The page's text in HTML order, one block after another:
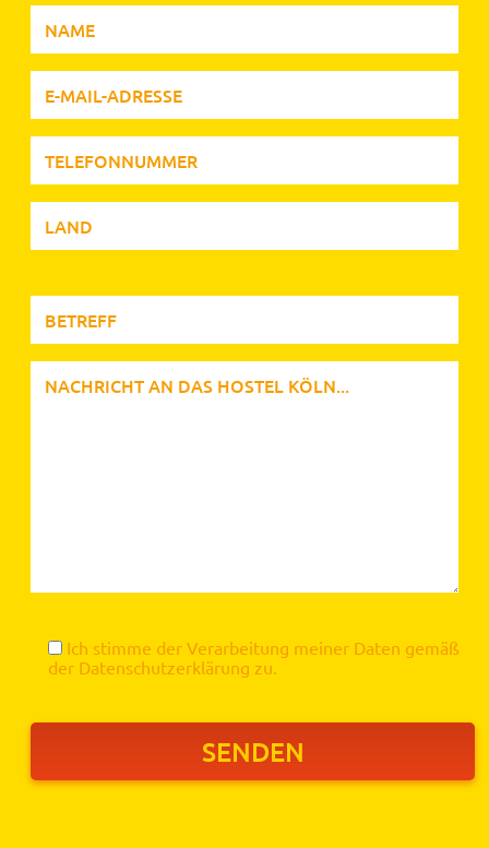
Ich stimme der Verarbeitung meiner Daten gemäß
der Datenschutzerklärung zu.